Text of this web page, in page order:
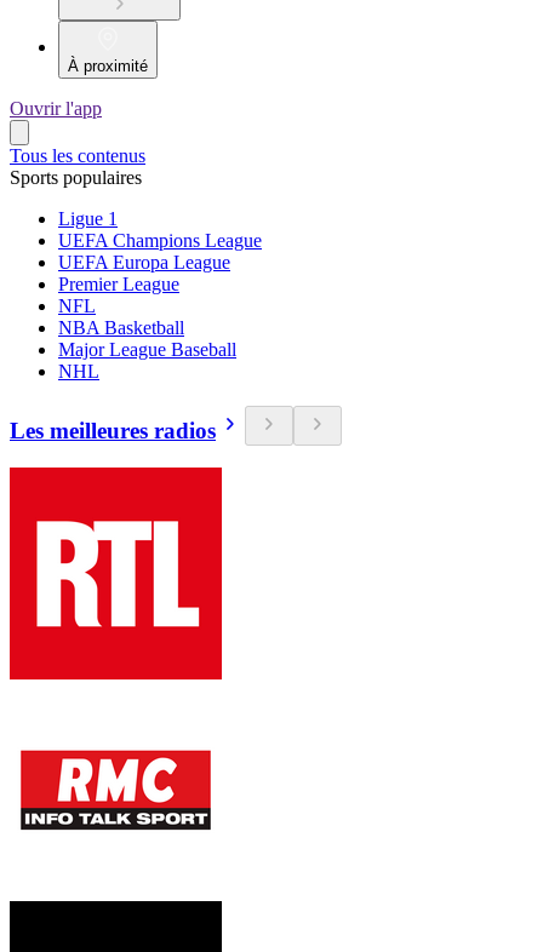
À proximité
Ouvrir l'app
Tous les contenus
Sports populaires
Ligue 1
UEFA Champions League
UEFA Europa League
Premier League
NFL
NBA Basketball
Major League Baseball
NHL
Les meilleures radios